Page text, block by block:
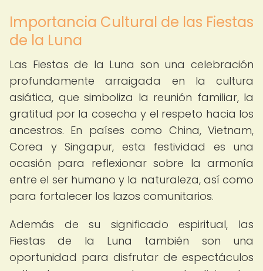
Importancia Cultural de las Fiestas
de la Luna
Las Fiestas de la Luna son una celebración
profundamente arraigada en la cultura
asiática, que simboliza la reunión familiar, la
gratitud por la cosecha y el respeto hacia los
ancestros. En países como China, Vietnam,
Corea y Singapur, esta festividad es una
ocasión para reflexionar sobre la armonía
entre el ser humano y la naturaleza, así como
para fortalecer los lazos comunitarios.
Además de su significado espiritual, las
Fiestas de la Luna también son una
oportunidad para disfrutar de espectáculos